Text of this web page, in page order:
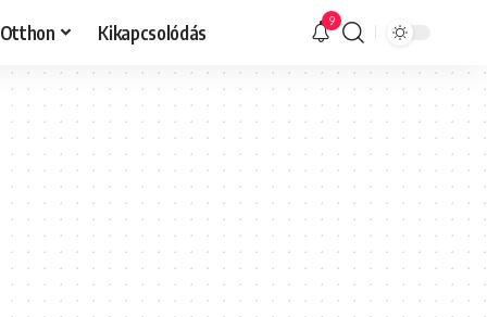
Otthon Kikapcsolódás 9